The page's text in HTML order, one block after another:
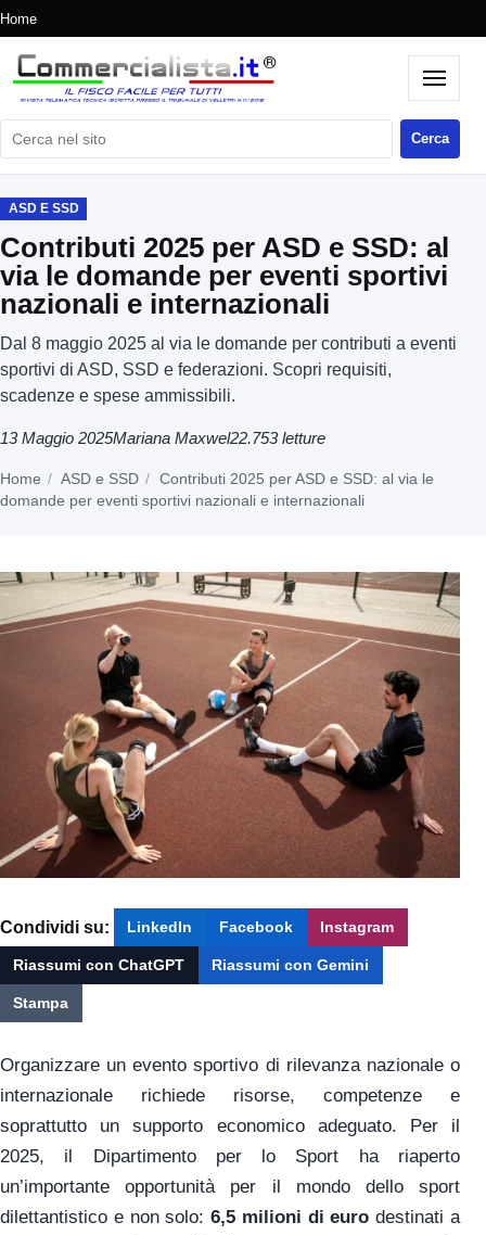
Home
Cerca nel sito Cerca
ASD E SSD
Contributi 2025 per ASD e SSD: al
via le domande per eventi sportivi
nazionali e internazionali
Dal 8 maggio 2025 al via le domande per contributi a eventi
sportivi di ASD, SSD e federazioni. Scopri requisiti,
scadenze e spese ammissibili.
13 Maggio 2025Mariana Maxwel22.753 letture
Home ASD e SSD
Contributi 2025 per ASD e SSD: al via le
domande per eventi sportivi nazionali e internazionali
Condividi su: LinkedIn Facebook Instagram
Riassumi con ChatGPT Riassumi con Gemini
Stampa
Organizzare un evento sportivo di rilevanza nazionale o
internazionale richiede risorse, competenze e
soprattutto un supporto economico adeguato. Per il
2025, il Dipartimento per lo Sport ha riaperto
un’importante opportunità per il mondo dello sport
dilettantistico e non solo:6,5 milioni di euro destinati a